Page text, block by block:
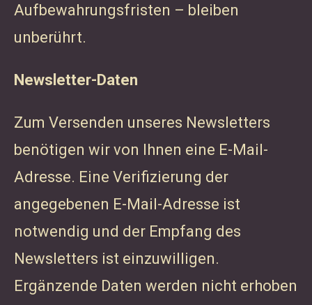
Aufbewahrungsfristen – bleiben
unberührt.
Newsletter-Daten
Zum Versenden unseres Newsletters
benötigen wir von Ihnen eine E-Mail-
Adresse. Eine Verifizierung der
angegebenen E-Mail-Adresse ist
notwendig und der Empfang des
Newsletters ist einzuwilligen.
Ergänzende Daten werden nicht erhoben